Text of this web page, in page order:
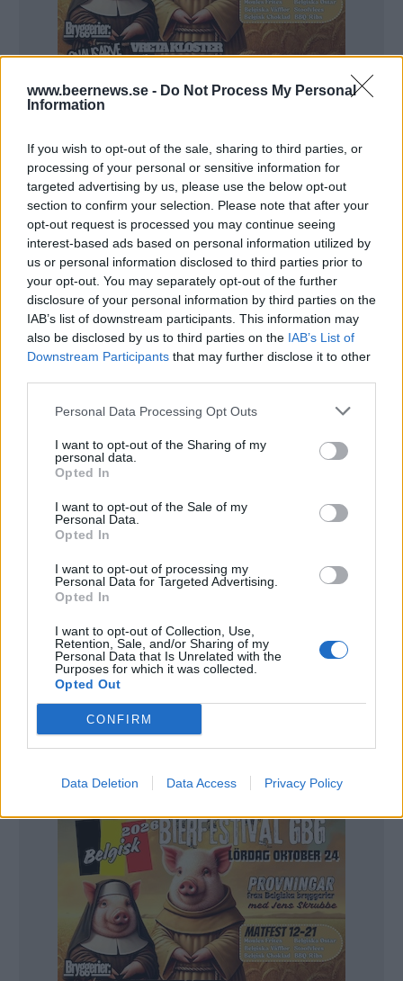
www.beernews.se - Do Not Process My Personal
Information
If you wish to opt-out of the sale, sharing to third parties, or
processing of your personal or sensitive information for
targeted advertising by us, please use the below opt-out
section to confirm your selection. Please note that after your
opt-out request is processed you may continue seeing
interest-based ads based on personal information utilized by
us or personal information disclosed to third parties prior to
your opt-out. You may separately opt-out of the further
disclosure of your personal information by third parties on the
IAB’s list of downstream participants. This information may
also be disclosed by us to third parties on the IAB’s List of
Downstream Participants that may further disclose it to other
Personal Data Processing Opt Outs
I want to opt-out of the Sharing of my
personal data.
Opted In
I want to opt-out of the Sale of my
Personal Data.
Opted In
I want to opt-out of processing my
Personal Data for Targeted Advertising.
Opted In
I want to opt-out of Collection, Use,
Retention, Sale, and/or Sharing of my
Personal Data that Is Unrelated with the
Purposes for which it was collected.
Opted Out
CONFIRM
Data Deletion Data Access Privacy Policy
– Och sen dess har den inte gått ner, utan har varit
stabil även om den har fått mer konkurrens nu.
God Lager kom att få avgörande betydelse för
bryggeriet. Under några år var det det mesta sålda
hantverksölet på Systembolaget och den har
belönats med ett guld och en drös brons och silver på
Stockholm Beer & Whisky.
– Jag skulle säga att den har varit jätteviktig för oss.
Den har sålt så bra och när vi har tjänat pengar på
dyrare produkter, säger Anna Källberg på Nils Oscar.
början humlades den med Tettnang och Hersbrucker
men efter ett par år byttes Hersbrucker ut mot Spalt
Select och så ser det ut i dag med. Malten är pilsner-
och wienermalt. Den sistnämnda var från början
från Tärnö Mälteri, som på den tiden ingick i
företaget, men detta är nedlagt nu.
– Den har förädlats genom åren och blivit lite
elegantare och friskare, i övrigt handlar det mest om
att processen har förändrats. När vi bytte bryggverk
2013 fick vi byta till en något mörkare karamellmalt,